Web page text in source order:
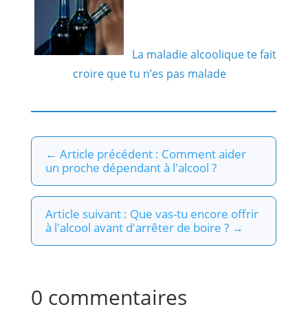
La maladie alcoolique te fait
croire que tu n’es pas malade
← Article précédent : Comment aider
un proche dépendant à l'alcool ?
Article suivant : Que vas-tu encore offrir
à l'alcool avant d'arrêter de boire ?→
0 commentaires